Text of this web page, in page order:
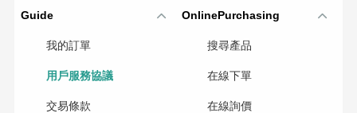
Guide
我的訂單
用戶服務協議
交易條款
OnlinePurchasing
搜尋產品
在線下單
在線詢價